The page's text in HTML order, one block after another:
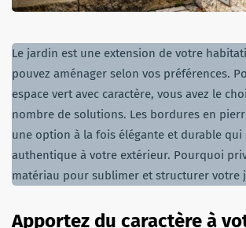
Le jardin est une extension de votre
pouvez aménager selon vos préférences.
espace vert avec caractère, vous avez le
nombre de solutions. Les bordures en
une option à la fois élégante et durable
authentique à votre extérieur. Pourquoi
matériau pour sublimer et structurer votre
Apportez du caractère à